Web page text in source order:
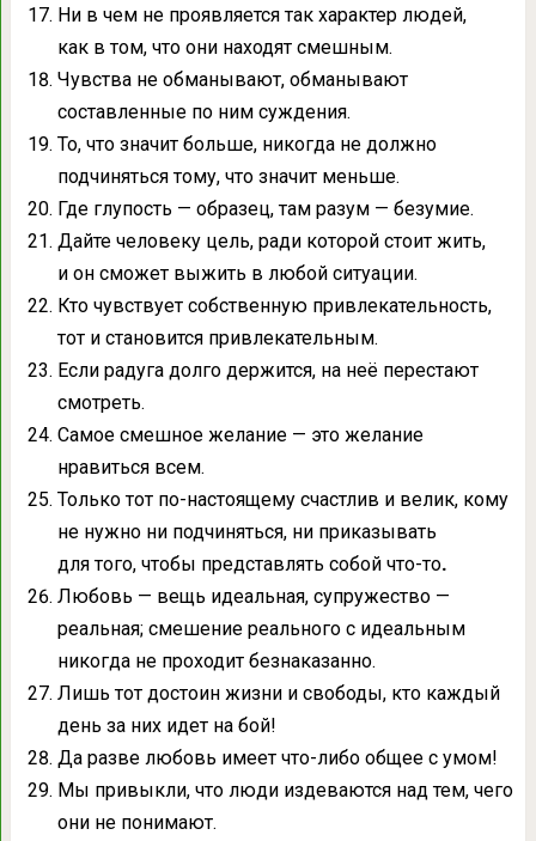
Ни в чем не проявляется так характер людей,
как в том, что они находят смешным.
Чувства не обманывают, обманывают
составленные по ним суждения.
То, что значит больше, никогда не должно
подчиняться тому, что значит меньше.
Где глупость — образец, там разум — безумие.
Дайте человеку цель, ради которой стоит жить,
и он сможет выжить в любой ситуации.
Кто чувствует собственную привлекательность,
тот и становится привлекательным.
Если радуга долго держится, на неё перестают
смотреть.
Самое смешное желание — это желание
нравиться всем.
Только тот по-настоящему счастлив и велик, кому
не нужно ни подчиняться, ни приказывать
для того, чтобы представлять собой что-то.
Любовь — вещь идеальная, супружество —
реальная; смешение реального с идеальным
никогда не проходит безнаказанно.
Лишь тот достоин жизни и свободы, кто каждый
день за них идет на бой!
Да разве любовь имеет что-либо общее с умом!
Мы привыкли, что люди издеваются над тем, чего
они не понимают.